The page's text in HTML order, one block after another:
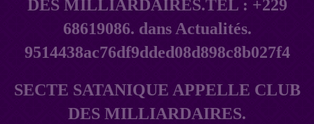
SECTE SATANIQUE APPELLE CLUB
DES MILLIARDAIRES.